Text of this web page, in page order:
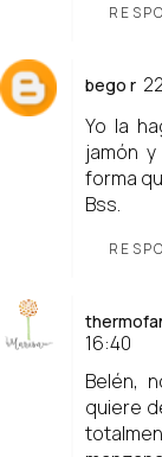
bego r
Yo la
jamón
forma
Bss.
16:40
Belén,
quiere